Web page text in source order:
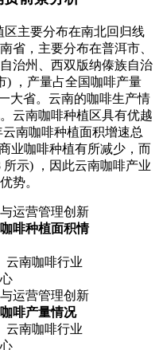
区主要分布在南北回归线
省，主要分布在普洱市、
治州、西双版纳傣族自治
) ，产量占全国咖啡产量
大省。云南的咖啡生产情
云南咖啡种植区具有优越
南咖啡种植面积增速总
业咖啡种植有所减少，而
示) ，因此云南咖啡产业
势。
啡种植面积情
云南咖啡行业
啡产量情况
云南咖啡行业